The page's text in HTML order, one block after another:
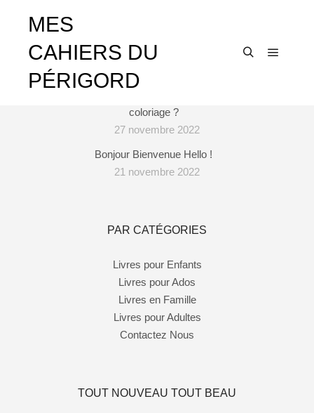
MES
CAHIERS DU
PÉRIGORD
ARTICLES RÉCENTS
coloriage ?
27 novembre 2022
Bonjour Bienvenue Hello !
21 novembre 2022
PAR CATÉGORIES
Livres pour Enfants
Livres pour Ados
Livres en Famille
Livres pour Adultes
Contactez Nous
TOUT NOUVEAU TOUT BEAU